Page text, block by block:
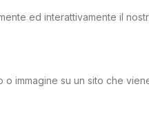
ed interattivamente il
immagine su un sito che